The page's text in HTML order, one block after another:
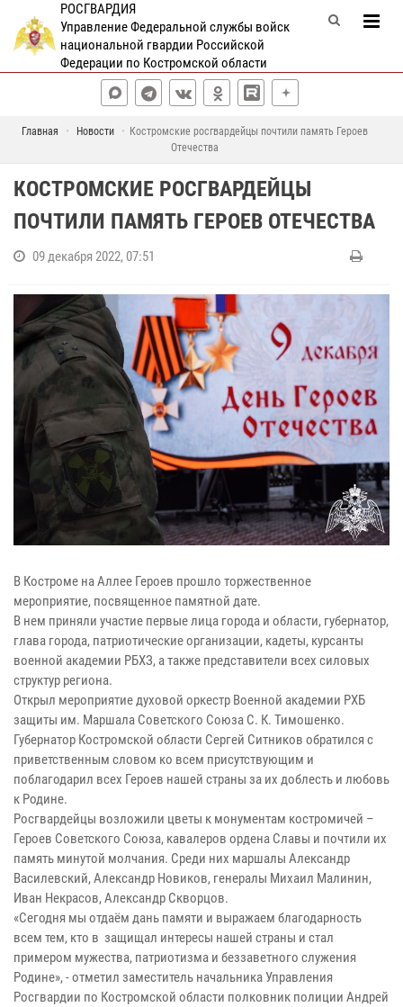
РОСГВАРДИЯ
Управление Федеральной службы войск
национальной гвардии Российской
Федерации по Костромской области
Главная Новости
Костромские росгвардейцы почтили память Героев
Отечества
КОСТРОМСКИЕ РОСГВАРДЕЙЦЫ
ПОЧТИЛИ ПАМЯТЬ ГЕРОЕВ ОТЕЧЕСТВА
09 декабря 2022, 07:51
В Костроме на Аллее Героев прошло торжественное
мероприятие, посвященное памятной дате.
В нем приняли участие первые лица города и области, губернатор,
глава города, патриотические организации, кадеты, курсанты
военной академии РБХЗ, а также представители всех силовых
структур региона.
Открыл мероприятие духовой оркестр Военной академии РХБ
защиты им. Маршала Советского Союза С. К. Тимошенко.
Губернатор Костромской области Сергей Ситников обратился с
приветственным словом ко всем присутствующим и
поблагодарил всех Героев нашей страны за их доблесть и любовь
к Родине.
Росгвардейцы возложили цветы к монументам костромичей –
Героев Советского Союза, кавалеров ордена Славы и почтили их
память минутой молчания. Среди них маршалы Александр
Василевский, Александр Новиков, генералы Михаил Малинин,
Иван Некрасов, Александр Скворцов.
«Сегодня мы отдаём дань памяти и выражаем благодарность
всем тем, кто в защищал интересы нашей страны и стал
примером мужества, патриотизма и беззаветного служения
Родине», - отметил заместитель начальника Управления
Росгвардии по Костромской области полковник полиции Андрей